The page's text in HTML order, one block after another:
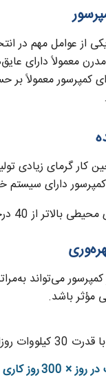
از عوامل مهم در
معمولاً دارای
کار گرمای زیادی
دارای
با سیستم خنک‌کننده آبی ممکن است کارآمدتر باشد.
می‌تواند
مؤثر باشد.
آن برابر است با: